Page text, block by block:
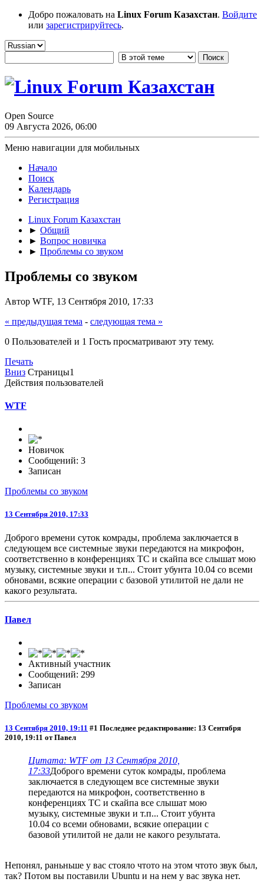
Добро пожаловать на Linux Forum Казахстан. Войдите
или зарегистрируйтесь.
Open Source
09 Августа 2026, 06:00
Меню навигации для мобильных
Начало
Поиск
Календарь
Регистрация
Linux Forum Казахстан
► Общий
► Вопрос новичка
► Проблемы со звуком
Проблемы со звуком
Автор WTF, 13 Сентября 2010, 17:33
« предыдущая тема - следующая тема »
0 Пользователей и 1 Гость просматривают эту тему.
Печать
Вниз Страницы1
Действия пользователей
WTF
Новичок
Сообщений: 3
Записан
Проблемы со звуком
13 Сентября 2010, 17:33
Доброго времени суток комрады, проблема заключается в
следующем все системные звуки передаются на микрофон,
соответственно в конференциях ТС и скайпа все слышат мою
музыку, системные звуки и т.п... Стоит убунта 10.04 со всеми
обновами, всякие операции с базовой утилитой не дали не
какого результата.
Павел
Активный участник
Сообщений: 299
Записан
Проблемы со звуком
13 Сентября 2010, 19:11 #1 Последнее редактирование: 13 Сентября
2010, 19:11 от Павел
Цитата: WTF от 13 Сентября 2010,
17:33Доброго времени суток комрады, проблема
заключается в следующем все системные звуки
передаются на микрофон, соответственно в
конференциях ТС и скайпа все слышат мою
музыку, системные звуки и т.п... Стоит убунта
10.04 со всеми обновами, всякие операции с
базовой утилитой не дали не какого результата.
Непонял, раньньше у вас стояло чтото на этом чтото звук был,
так? Потом вы поставили Ubuntu и на нем у вас звука нет.